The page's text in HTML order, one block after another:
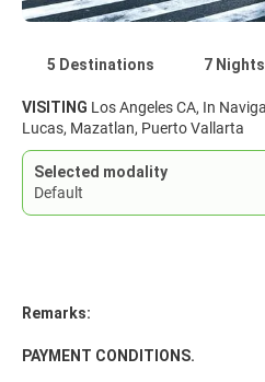
5 Destinations 7 Nights
VISITING Los Angeles CA, In
Lucas, Mazatlan, Puerto Vallarta
Selected modality
Default
Remarks:
PAYMENT CONDITIONS.